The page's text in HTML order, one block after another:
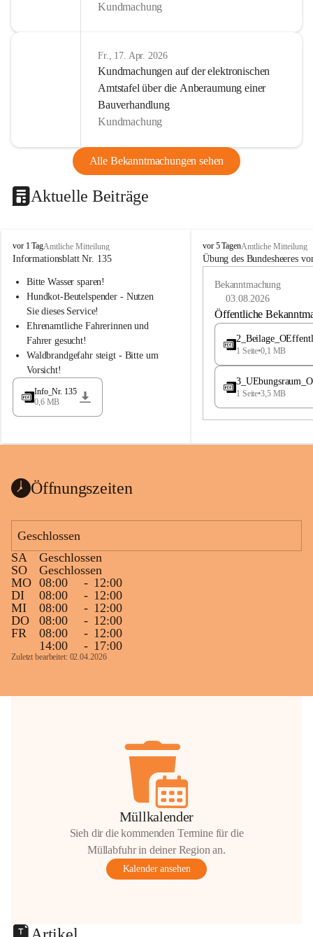
Kundmachung
Fr., 17. Apr. 2026
Kundmachungen auf der elektronischen
Amtstafel über die Anberaumung einer
Bauverhandlung
Kundmachung
Alle Bekanntmachungen sehen
Aktuelle Beiträge
B
u
h
a
d
l
a
vor 1 TagAmtliche Mitteilung
Informationsblatt Nr. 135
Bitte Wasser sparen!
Hundkot-Beutelspender - Nutzen
Sie dieses Service!
Ehrenamtliche Fahrerinnen und
Fahrer gesucht!
Waldbrandgefahr steigt - Bitte um
Vorsicht!
Info_Nr. 135
0,6 MB
B
u
e
a
vor 5 TagenAmtliche Mitteilung
Übung des Bundesheeres
Bekanntmachung
03.08.2026
Öffentliche
1 Seite•0,1 MB
1 Seite•3,5 MB
Öffnungszeiten
Geschlossen
SA
Geschlossen
SO
Geschlossen
MO 08:00 - 12:00
DI
08:00 - 12:00
MI
08:00 - 12:00
DO
08:00 - 12:00
FR
08:00 - 12:00
14:00
- 17:00
Zuletzt bearbeitet: 02.04.2026
Müllkalender
Sieh dir die kommenden Termine für die
Müllabfuhr in deiner Region an.
Kalender ansehen